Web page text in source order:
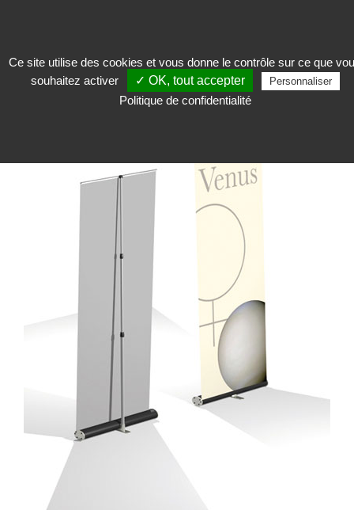
Accueillir>Support de communication>Cigogne, porte-bannière, support
Porte-bannière Venus
Ce site utilise des cookies et vous donne le contrôle sur ce que
souhaitez activer
✓ OK, tout accepter Personnaliser
Politique de confidentialité